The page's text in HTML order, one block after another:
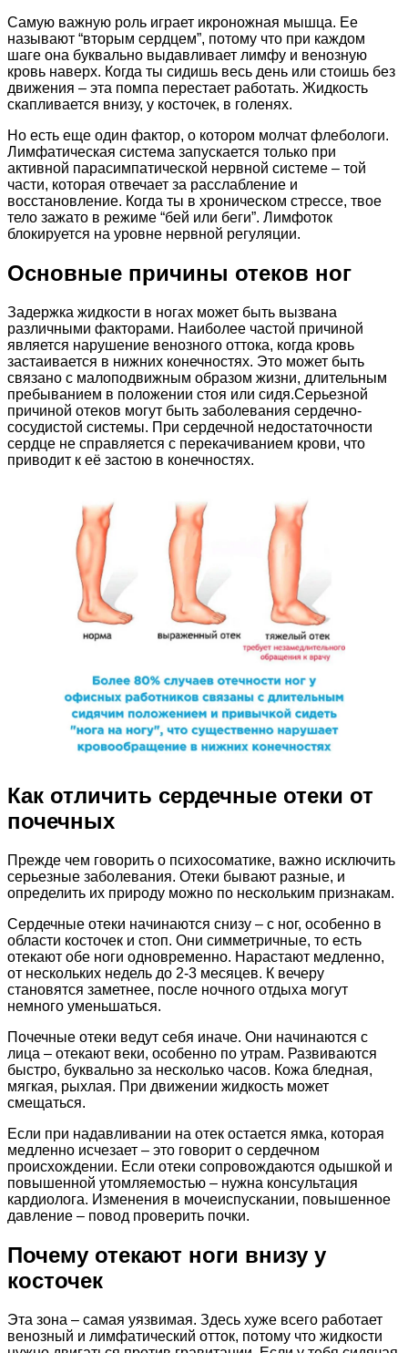
Самую важную роль играет икроножная мышца. Ее
называют “вторым сердцем”, потому что при каждом
шаге она буквально выдавливает лимфу и венозную
кровь наверх. Когда ты сидишь весь день или стоишь без
движения – эта помпа перестает работать. Жидкость
скапливается внизу, у косточек, в голенях.
Но есть еще один фактор, о котором молчат флебологи.
Лимфатическая система запускается только при
активной парасимпатической нервной системе – той
части, которая отвечает за расслабление и
восстановление. Когда ты в хроническом стрессе, твое
тело зажато в режиме “бей или беги”. Лимфоток
блокируется на уровне нервной регуляции.
Основные причины отеков ног
Задержка жидкости в ногах может быть вызвана
различными факторами. Наиболее частой причиной
является нарушение венозного оттока, когда кровь
застаивается в нижних конечностях. Это может быть
связано с малоподвижным образом жизни, длительным
пребыванием в положении стоя или сидя.Серьезной
причиной отеков могут быть заболевания сердечно-
сосудистой системы. При сердечной недостаточности
сердце не справляется с перекачиванием крови, что
приводит к её застою в конечностях.
Как отличить сердечные отеки от
почечных
Прежде чем говорить о психосоматике, важно исключить
серьезные заболевания. Отеки бывают разные, и
определить их природу можно по нескольким признакам.
Сердечные отеки начинаются снизу – с ног, особенно в
области косточек и стоп. Они симметричные, то есть
отекают обе ноги одновременно. Нарастают медленно,
от нескольких недель до 2-3 месяцев. К вечеру
становятся заметнее, после ночного отдыха могут
немного уменьшаться.
Почечные отеки ведут себя иначе. Они начинаются с
лица – отекают веки, особенно по утрам. Развиваются
быстро, буквально за несколько часов. Кожа бледная,
мягкая, рыхлая. При движении жидкость может
смещаться.
Если при надавливании на отек остается ямка, которая
медленно исчезает – это говорит о сердечном
происхождении. Если отеки сопровождаются одышкой и
повышенной утомляемостью – нужна консультация
кардиолога. Изменения в мочеиспускании, повышенное
давление – повод проверить почки.
Почему отекают ноги внизу у
косточек
Эта зона – самая уязвимая. Здесь хуже всего работает
венозный и лимфатический отток, потому что жидкости